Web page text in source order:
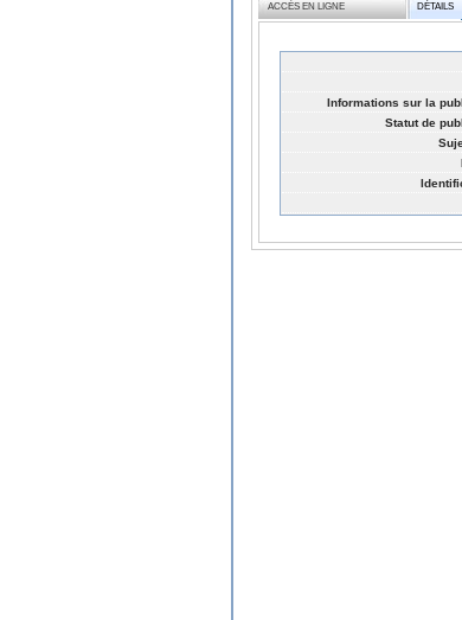
ACCÈS EN LIGNE DÉTAILS
Informations sur la
Statut de